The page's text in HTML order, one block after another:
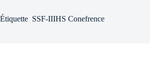
Étiquette SSF-IIIHS Conefrence